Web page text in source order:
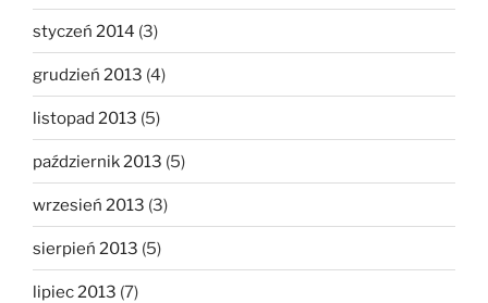
styczeń 2014 (3)
grudzień 2013 (4)
listopad 2013 (5)
październik 2013 (5)
wrzesień 2013 (3)
sierpień 2013 (5)
lipiec 2013 (7)